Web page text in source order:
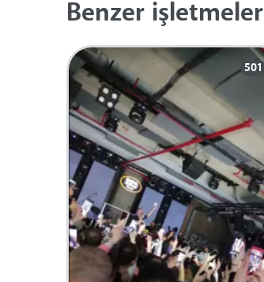
Benzer işletmeler
501